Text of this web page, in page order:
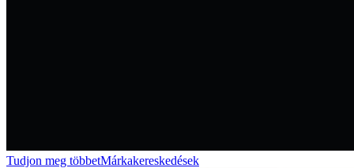
Tudjon meg többetMárkakereskedések